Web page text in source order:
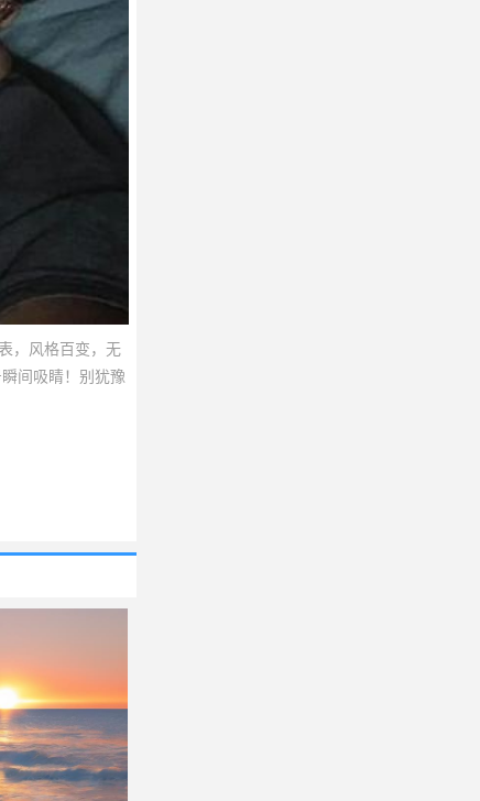
，风格百变，无
间吸睛！别犹豫